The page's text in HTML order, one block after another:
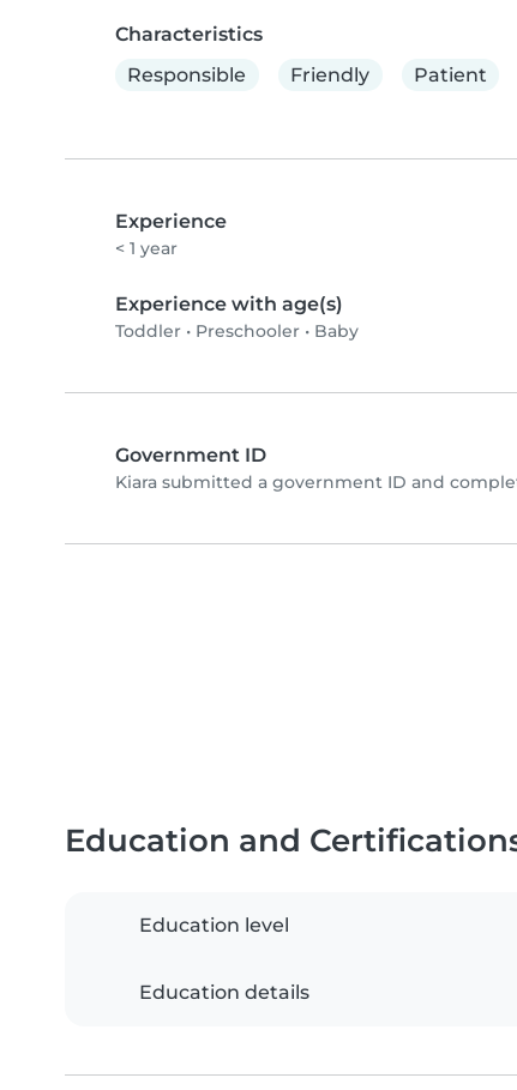
Characteristics
Responsible
Friendly Patient
Experience
< 1 year
Experience with age(s)
Toddler • Preschooler • Baby
Government ID
Kiara submitted a government ID and
Education and
Education level
Education details